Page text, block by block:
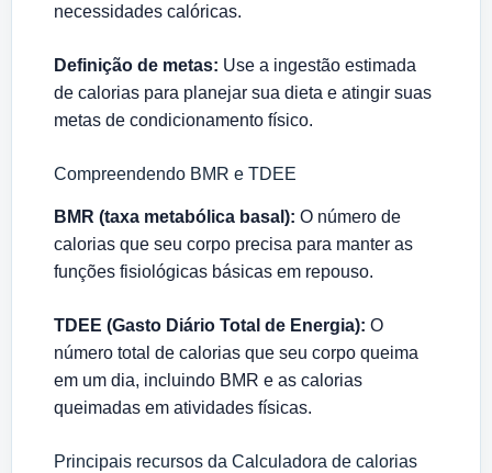
necessidades calóricas.
Definição de metas: Use a ingestão estimada
de calorias para planejar sua dieta e atingir suas
metas de condicionamento físico.
Compreendendo BMR e TDEE
BMR (taxa metabólica basal): O número de
calorias que seu corpo precisa para manter as
funções fisiológicas básicas em repouso.
TDEE (Gasto Diário Total de Energia): O
número total de calorias que seu corpo queima
em um dia, incluindo BMR e as calorias
queimadas em atividades físicas.
Principais recursos da Calculadora de calorias